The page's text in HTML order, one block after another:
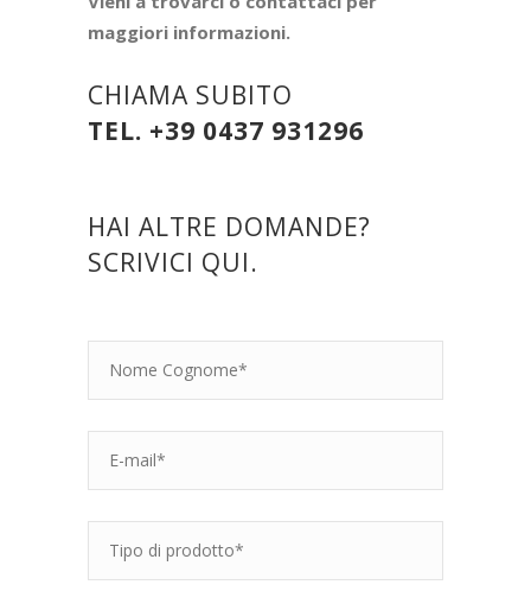
maggiori informazioni.
CHIAMA SUBITO
TEL. +39 0437 931296
HAI ALTRE DOMANDE?
SCRIVICI QUI.